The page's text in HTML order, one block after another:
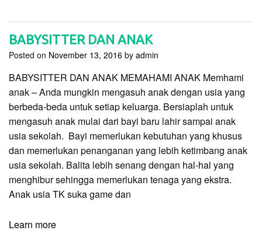
BABYSITTER DAN ANAK
Posted on November 13, 2016 by admin
BABYSITTER DAN ANAK MEMAHAMI ANAK Memhami
anak – Anda mungkin mengasuh anak dengan usia yang
berbeda-beda untuk setiap keluarga. Bersiaplah untuk
mengasuh anak mulai dari bayi baru lahir sampai anak
usia sekolah. Bayi memerlukan kebutuhan yang khusus
dan memerlukan penanganan yang lebih ketimbang anak
usia sekolah. Balita lebih senang dengan hal-hal yang
menghibur sehingga memerlukan tenaga yang ekstra.
Anak usia TK suka game dan
Learn more